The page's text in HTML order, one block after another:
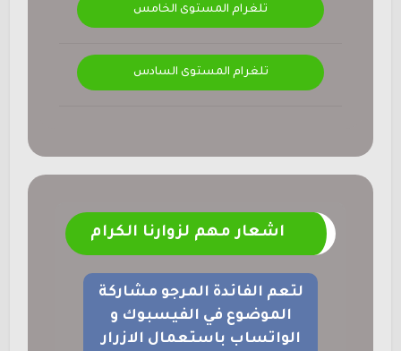
تلغرام المستوى الخامس
تلغرام المستوى السادس
اشعار مهم لزوارنا الكرام
لتعم الفائدة المرجو مشاركة
الموضوع في الفيسبوك و
الواتساب باستعمال الازرار